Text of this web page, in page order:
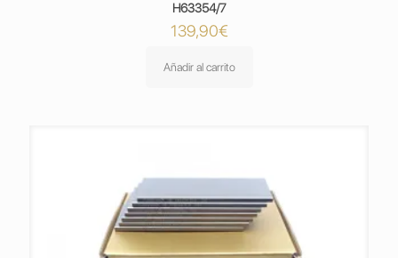
H63354/7
139,90€
Añadir al carrito